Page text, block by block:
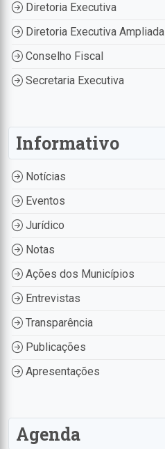
Diretoria Executiva
Diretoria Executiva Ampliada
Conselho Fiscal
Secretaria Executiva
Informativo
Notícias
Eventos
Jurídico
Notas
Ações dos Municípios
Entrevistas
Transparência
Publicações
Apresentações
Agenda